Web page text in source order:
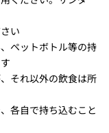
い
ペットボトル等の持
それ以外の飲食は所
各自で持ち込むこと